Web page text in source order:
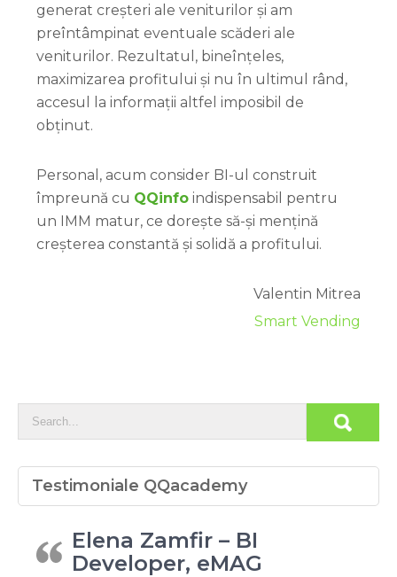
generat creșteri ale veniturilor și am
preîntâmpinat eventuale scăderi ale
veniturilor. Rezultatul, bineînțeles,
maximizarea profitului și nu în ultimul rând,
accesul la informații altfel imposibil de
obținut.
Personal, acum consider BI-ul construit
împreună cu QQinfo indispensabil pentru
un IMM matur, ce dorește să-și mențină
creșterea constantă și solidă a profitului.
Valentin Mitrea
Smart Vending
Testimoniale QQacademy
Elena Zamfir – BI
Developer, eMAG